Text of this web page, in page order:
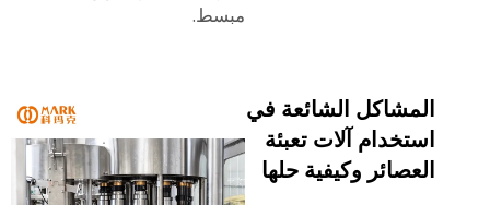
مبسط.
المشاكل الشائعة في
استخدام آلات تعبئة
العصائر وكيفية حلها